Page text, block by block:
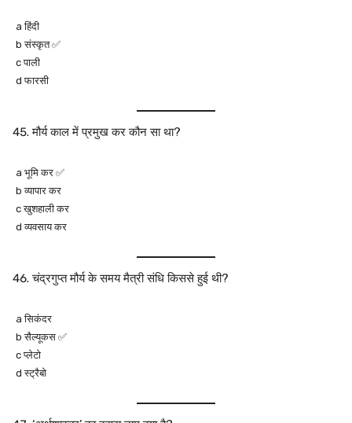
a हिंदी
b संस्कृत ✅
c पाली
d फारसी
मौर्य काल में प्रमुख कर कौन सा था?
a भूमि कर ✅
b व्यापार कर
c खुशहाली कर
d व्यवसाय कर
चंद्रगुप्त मौर्य के समय मैत्री संधि किससे हुई थी?
a सिकंदर
b सैल्यूकस ✅
c प्लेटो
d स्ट्रैबो